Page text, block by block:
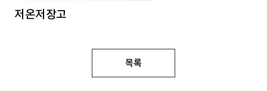
저온저장고
목록